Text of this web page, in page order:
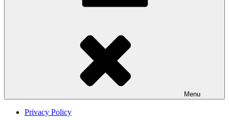
Menu
Privacy Policy